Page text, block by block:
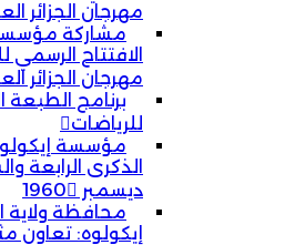
مهرجان الجزائر
مشاركة
الافتتاح الرسمي
مهرجان الجزائر
برنامج الطبعة
للرياضات
مؤسسة
ديسمبر 1960
محافظة ولاية
إيكولوه: تعاون